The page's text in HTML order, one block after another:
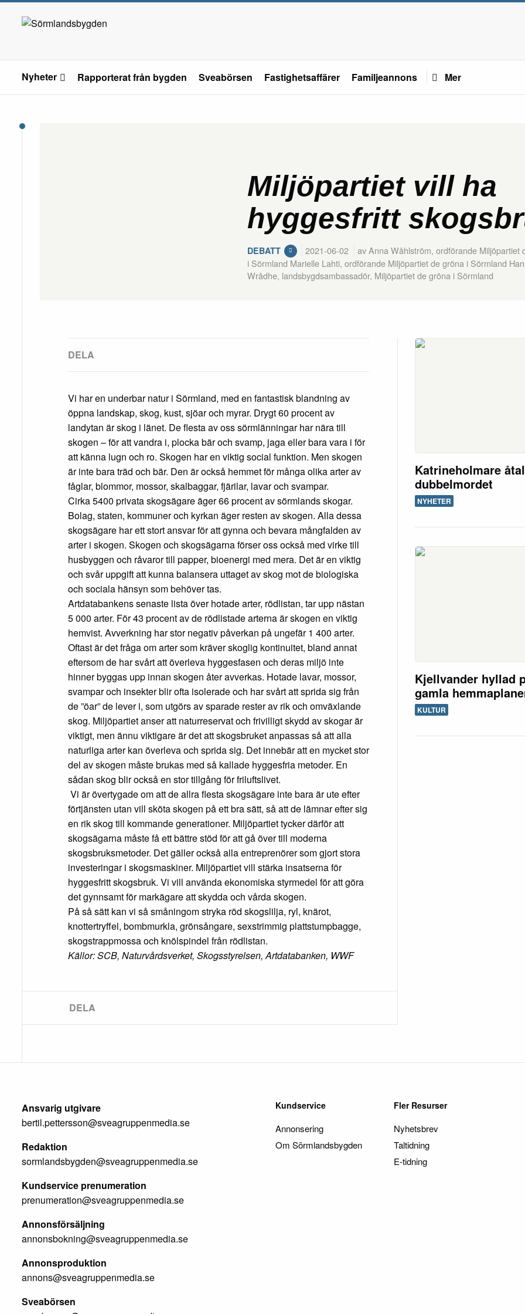
Nyheter Rapporterat från bygden Sveabörsen Fastighetsaffärer Familjeannons Mer
Miljöpartiet vill ha
hyggesfritt
DEBATT 2021-06-02
av Anna Wåhlström, ordförande Miljöpartiet
i Sörmland Marielle Lahti, ordförande Miljöpartiet de gröna i Sörmland
Wrådhe, landsbygdsambassadör, Miljöpartiet de gröna i Sörmland
Vi har en underbar natur i Sörmland, med en fantastisk blandning av
öppna landskap, skog, kust, sjöar och myrar. Drygt 60 procent av
landytan är skog i länet. De flesta av oss sörmlänningar har nära till
skogen – för att vandra i, plocka bär och svamp, jaga eller bara vara i för
att känna lugn och ro. Skogen har en viktig social funktion. Men skogen
är inte bara träd och bär. Den är också hemmet för många olika arter av
fåglar, blommor, mossor, skalbaggar, fjärilar, lavar och svampar.
Cirka 5400 privata skogsägare äger 66 procent av sörmlands skogar.
Bolag, staten, kommuner och kyrkan äger resten av skogen. Alla dessa
skogsägare har ett stort ansvar för att gynna och bevara mångfalden av
arter i skogen. Skogen och skogsägarna förser oss också med virke till
husbyggen och råvaror till papper, bioenergi med mera. Det är en viktig
och svår uppgift att kunna balansera uttaget av skog mot de biologiska
och sociala hänsyn som behöver tas.
Artdatabankens senaste lista över hotade arter, rödlistan, tar upp nästan
5 000 arter. För 43 procent av de rödlistade arterna är skogen en viktig
hemvist. Avverkning har stor negativ påverkan på ungefär 1 400 arter.
Oftast är det fråga om arter som kräver skoglig kontinuitet, bland annat
eftersom de har svårt att överleva hyggesfasen och deras miljö inte
hinner byggas upp innan skogen åter avverkas. Hotade lavar, mossor,
svampar och insekter blir ofta isolerade och har svårt att sprida sig från
de ”öar” de lever i, som utgörs av sparade rester av rik och omväxlande
skog. Miljöpartiet anser att naturreservat och frivilligt skydd av skogar är
viktigt, men ännu viktigare är det att skogsbruket anpassas så att alla
naturliga arter kan överleva och sprida sig. Det innebär att en mycket stor
del av skogen måste brukas med så kallade hyggesfria metoder. En
sådan skog blir också en stor tillgång för friluftslivet.
Vi är övertygade om att de allra flesta skogsägare inte bara är ute efter
förtjänsten utan vill sköta skogen på ett bra sätt, så att de lämnar efter sig
en rik skog till kommande generationer. Miljöpartiet tycker därför att
skogsägarna måste få ett bättre stöd för att gå över till moderna
skogsbruksmetoder. Det gäller också alla entreprenörer som gjort stora
investeringar i skogsmaskiner. Miljöpartiet vill stärka insatserna för
hyggesfritt skogsbruk. Vi vill använda ekonomiska styrmedel för att göra
det gynnsamt för markägare att skydda och vårda skogen.
På så sätt kan vi så småningom stryka röd skogslilja, ryl, knärot,
knottertryffel, bombmurkla, grönsångare, sexstrimmig plattstumpbagge,
skogstrappmossa och knölspindel från rödlistan.
Källor: SCB, Naturvårdsverket, Skogsstyrelsen, Artdatabanken, WWF
Katrineholmare
dubbelmordet
NYHETER
Kjellvander hyllad
gamla
KULTUR
Ansvarig utgivare
bertil.pettersson@sveagruppenmedia.se
Redaktion
sormlandsbygden@sveagruppenmedia.se
Kundservice prenumeration
prenumeration@sveagruppenmedia.se
Annonsförsäljning
annonsbokning@sveagruppenmedia.se
Annonsproduktion
annons@sveagruppenmedia.se
Sveabörsen
Kundservice
Annonsering
Om Sörmlandsbygden
Fler Resurser
Nyhetsbrev
Taltidning
E-tidning